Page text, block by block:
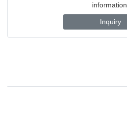
information.
Inquiry